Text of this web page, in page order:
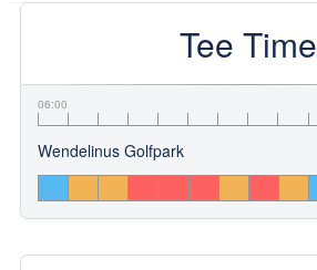
Tee Time
06:00
Wendelinus Golfpark